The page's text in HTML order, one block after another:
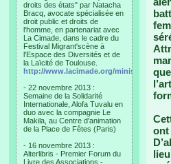
droits des états" par Natacha
Bracq, avocate spécialisée en
droit public et droits de
l'homme, en partenariat avec
La Cimade, dans le cadre du
Festival Migrant'scène à
l'Espace des Diversités et de
la Laïcité de Toulouse.
http://www.lacimade.org/minisites/
- 22 novembre 2013 :
Semaine de la Solidarité
Internationale, Alofa Tuvalu en
duo avec la compagnie Le
Makila, au Centre d'animation
de la Place de Fêtes (Paris)
- 16 novembre 2013 :
Alterlibris - Premier Forum du
Livre des Associations -
ont